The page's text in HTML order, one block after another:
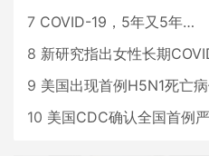
7 COVID-19，5年又5年…
8 新研究指出女性长期COVID
9 美国出现首例H5N1死亡
10 美国CDC确认全国首例严重